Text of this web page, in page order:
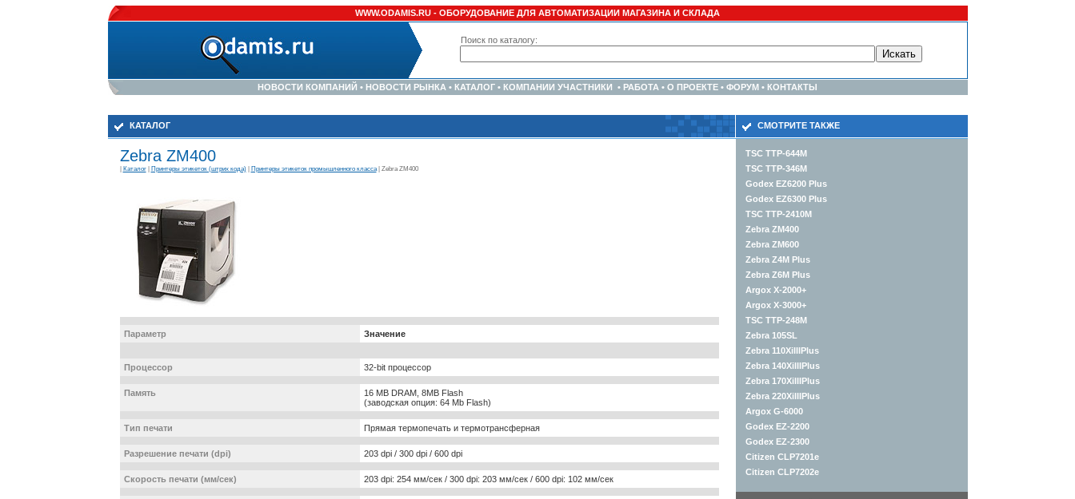
WWW.ODAMIS.RU - ОБОРУДОВАНИЕ ДЛЯ АВТОМАТИЗАЦИИ МАГАЗИНА И СКЛАДА
Поиск по каталогу:
НОВОСТИ КОМПАНИЙ • НОВОСТИ РЫНКА • КАТАЛОГ • КОМПАНИИ УЧАСТНИКИ • РАБОТА • О ПРОЕКТЕ • ФОРУМ • КОНТАКТЫ
КАТАЛОГ СМОТРИТЕ ТАКЖЕ
Zebra ZM400
Каталог| Принтеры этикеток (штрих кода)| Принтеры этикеток промышленного класса| Zebra ZM400
Параметр Значение
Процессор 32-bit процессор
Память
16 MB DRAM, 8MB Flash
(заводская опция: 64 Mb Flash)
Тип печати Прямая термопечать и термотрансферная
Разрешение печати (dpi) 203 dpi / 300 dpi / 600 dpi
Скорость печати (мм/сек) 203 dpi: 254 мм/сек / 300 dpi: 203 мм/сек / 600 dpi: 102 мм/сек
TSC TTP-644M
TSC TTP-346M
Godex EZ6200 Plus
Godex EZ6300 Plus
TSC TTP-2410M
Zebra ZM400
Zebra ZM600
Zebra Z4M Plus
Zebra Z6M Plus
Argox X-2000+
Argox X-3000+
TSC TTP-248M
Zebra 105SL
Zebra 110XiIIIPlus
Zebra 140XiIIIPlus
Zebra 170XiIIIPlus
Zebra 220XiIIIPlus
Argox G-6000
Godex EZ-2200
Godex EZ-2300
Citizen CLP7201e
Citizen CLP7202e